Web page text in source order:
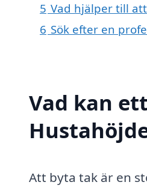
5 Vad hjälper till
6 Sök efter en
Vad kan
Att byta tak är en